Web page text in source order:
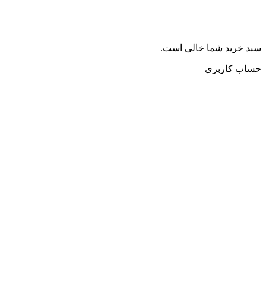
سبد خرید شما خالی است.
حساب کاربری